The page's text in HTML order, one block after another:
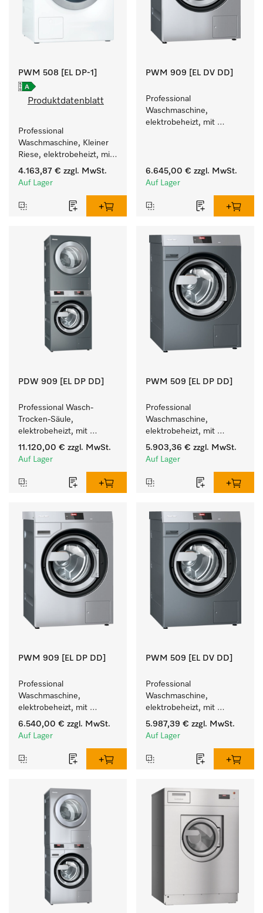
PWM 508 [EL DP-1]
Produktdatenblatt
Professional
Waschmaschine, Kleiner
Riese, elektrobeheizt, mit
Ablaufpumpe und
zielgruppenspezifischen
Leistung 8 kg  in 49 min .
4.163,87 € zzgl. MwSt.
Auf Lager
PWM 909 [EL DV DD]
Professional
Waschmaschine,
elektrobeheizt, mit
programmierbar.
6.645,00 € zzgl. MwSt.
Auf Lager
PDW 909 [EL DP DD]
Professional Wasch-
Trocken-Säule,
elektrobeheizt, mit
Laugenpumpe zum
Waschen/Trocknen auf
11.120,00 € zzgl. MwSt.
Auf Lager
PWM 509 [EL DP DD]
Professional
Waschmaschine,
elektrobeheizt, mit
Ablaufpumpe  mit
Waschmitteleinspülkasten,
5.903,36 € zzgl. MwSt.
Auf Lager
PWM 909 [EL DP DD]
Professional
Waschmaschine,
elektrobeheizt, mit
Ablaufpumpe  und
Waschmitteleinspülkasten,
programmierbar.
6.540,00 € zzgl. MwSt.
Auf Lager
PWM 509 [EL DV DD]
Professional
Waschmaschine,
elektrobeheizt, mit
Ablaufventil mit
Waschmitteleinspülkasten,
5.987,39 € zzgl. MwSt.
Auf Lager